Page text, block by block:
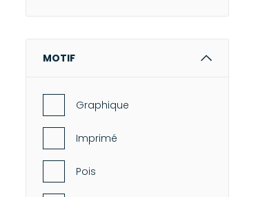
MOTIF
Graphique
Imprimé
Pois